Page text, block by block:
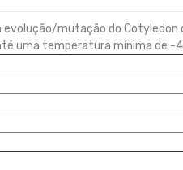
evolução/mutação do
uma temperatura mínima de -